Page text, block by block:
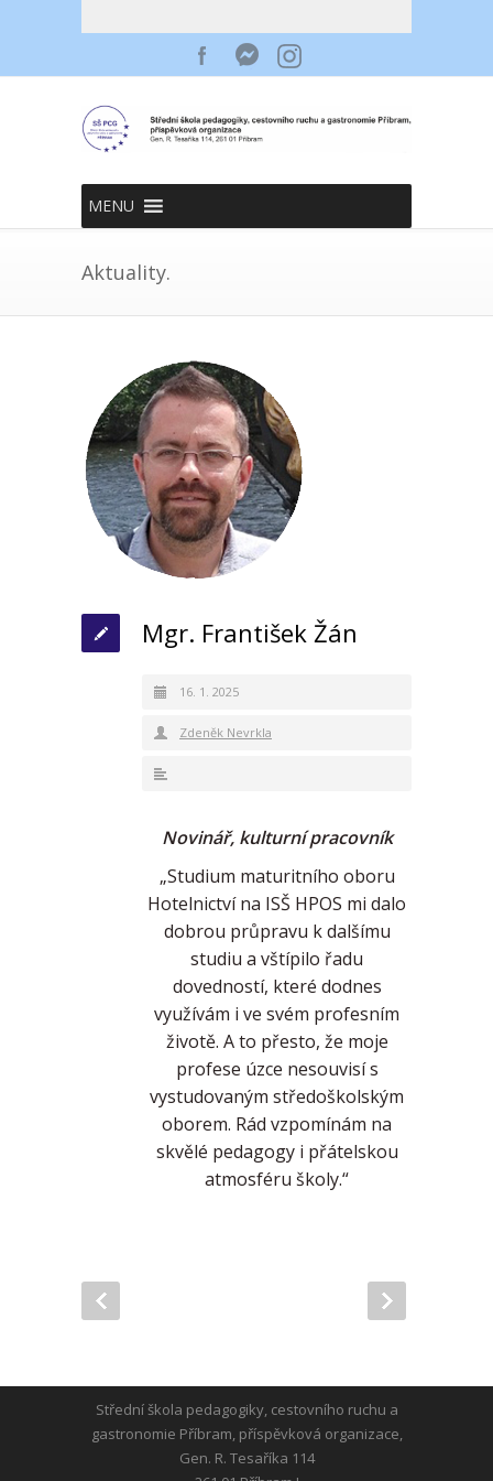
MENU
Aktuality.
Mgr. František Žán
16. 1. 2025
Zdeněk Nevrkla
Novinář, kulturní pracovník
„Studium maturitního oboru
Hotelnictví na ISŠ HPOS mi dalo
dobrou průpravu k dalšímu
studiu a vštípilo řadu
dovedností, které dodnes
využívám i ve svém profesním
životě. A to přesto, že moje
profese úzce nesouvisí s
vystudovaným středoškolským
oborem. Rád vzpomínám na
skvělé pedagogy i přátelskou
atmosféru školy.“
Střední škola pedagogiky, cestovního ruchu a
gastronomie Příbram, příspěvková organizace,
Gen. R. Tesaříka 114